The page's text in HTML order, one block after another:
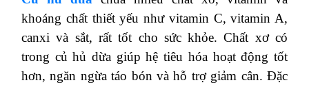
khoáng chất thiết yếu như vitamin C, vitamin A,
canxi và sắt, rất tốt cho sức khỏe. Chất xơ có
trong củ hủ dừa giúp hệ tiêu hóa hoạt động tốt
hơn, ngăn ngừa táo bón và hỗ trợ giảm cân. Đặc